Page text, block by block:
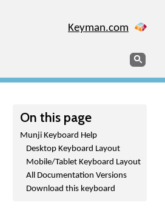
Keyman.com
Search
On this page
Munji Keyboard Help
Desktop Keyboard Layout
Mobile/Tablet Keyboard Layout
All Documentation Versions
Download this keyboard